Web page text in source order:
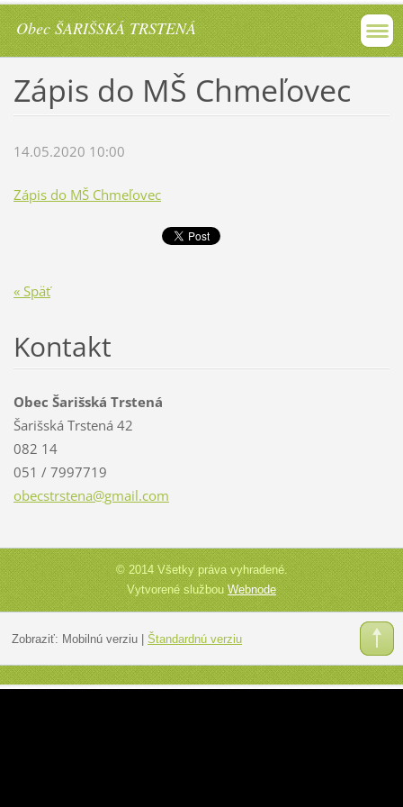
Obec ŠARIŠSKÁ TRSTENÁ
Zápis do MŠ Chmeľovec
14.05.2020 10:00
Zápis do MŠ Chmeľovec
« Späť
Kontakt
Obec Šarišská Trstená
Šarišská Trstená 42
082 14
051 / 7997719
obecstrstena@gmail.com
© 2014 Všetky práva vyhradené.
Vytvorené službouWebnode
Zobraziť: Mobilnú verziu| Štandardnú verziu